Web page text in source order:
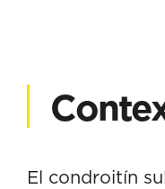
El condroitín